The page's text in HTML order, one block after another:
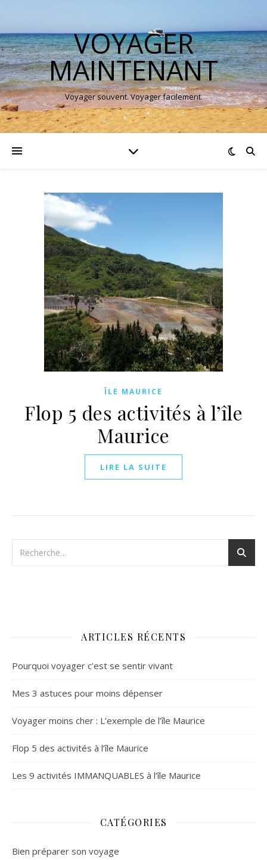
VOYAGER
MAINTENANT
Voyager souvent. Voyager facilement.
ÎLE MAURICE
Flop 5 des activités à l’île
Maurice
LIRE LA SUITE
ARTICLES RÉCENTS
Pourquoi voyager c’est se sentir vivant
Mes 3 astuces pour moins dépenser
Voyager moins cher : L’exemple de l’île Maurice
Flop 5 des activités à l’île Maurice
Les 9 activités IMMANQUABLES à l’île Maurice
CATÉGORIES
Bien préparer son voyage